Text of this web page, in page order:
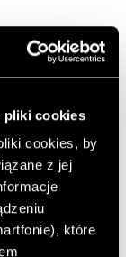
pliki cookies
cookies, by
z jej
które
skupia
codzień są
poznać